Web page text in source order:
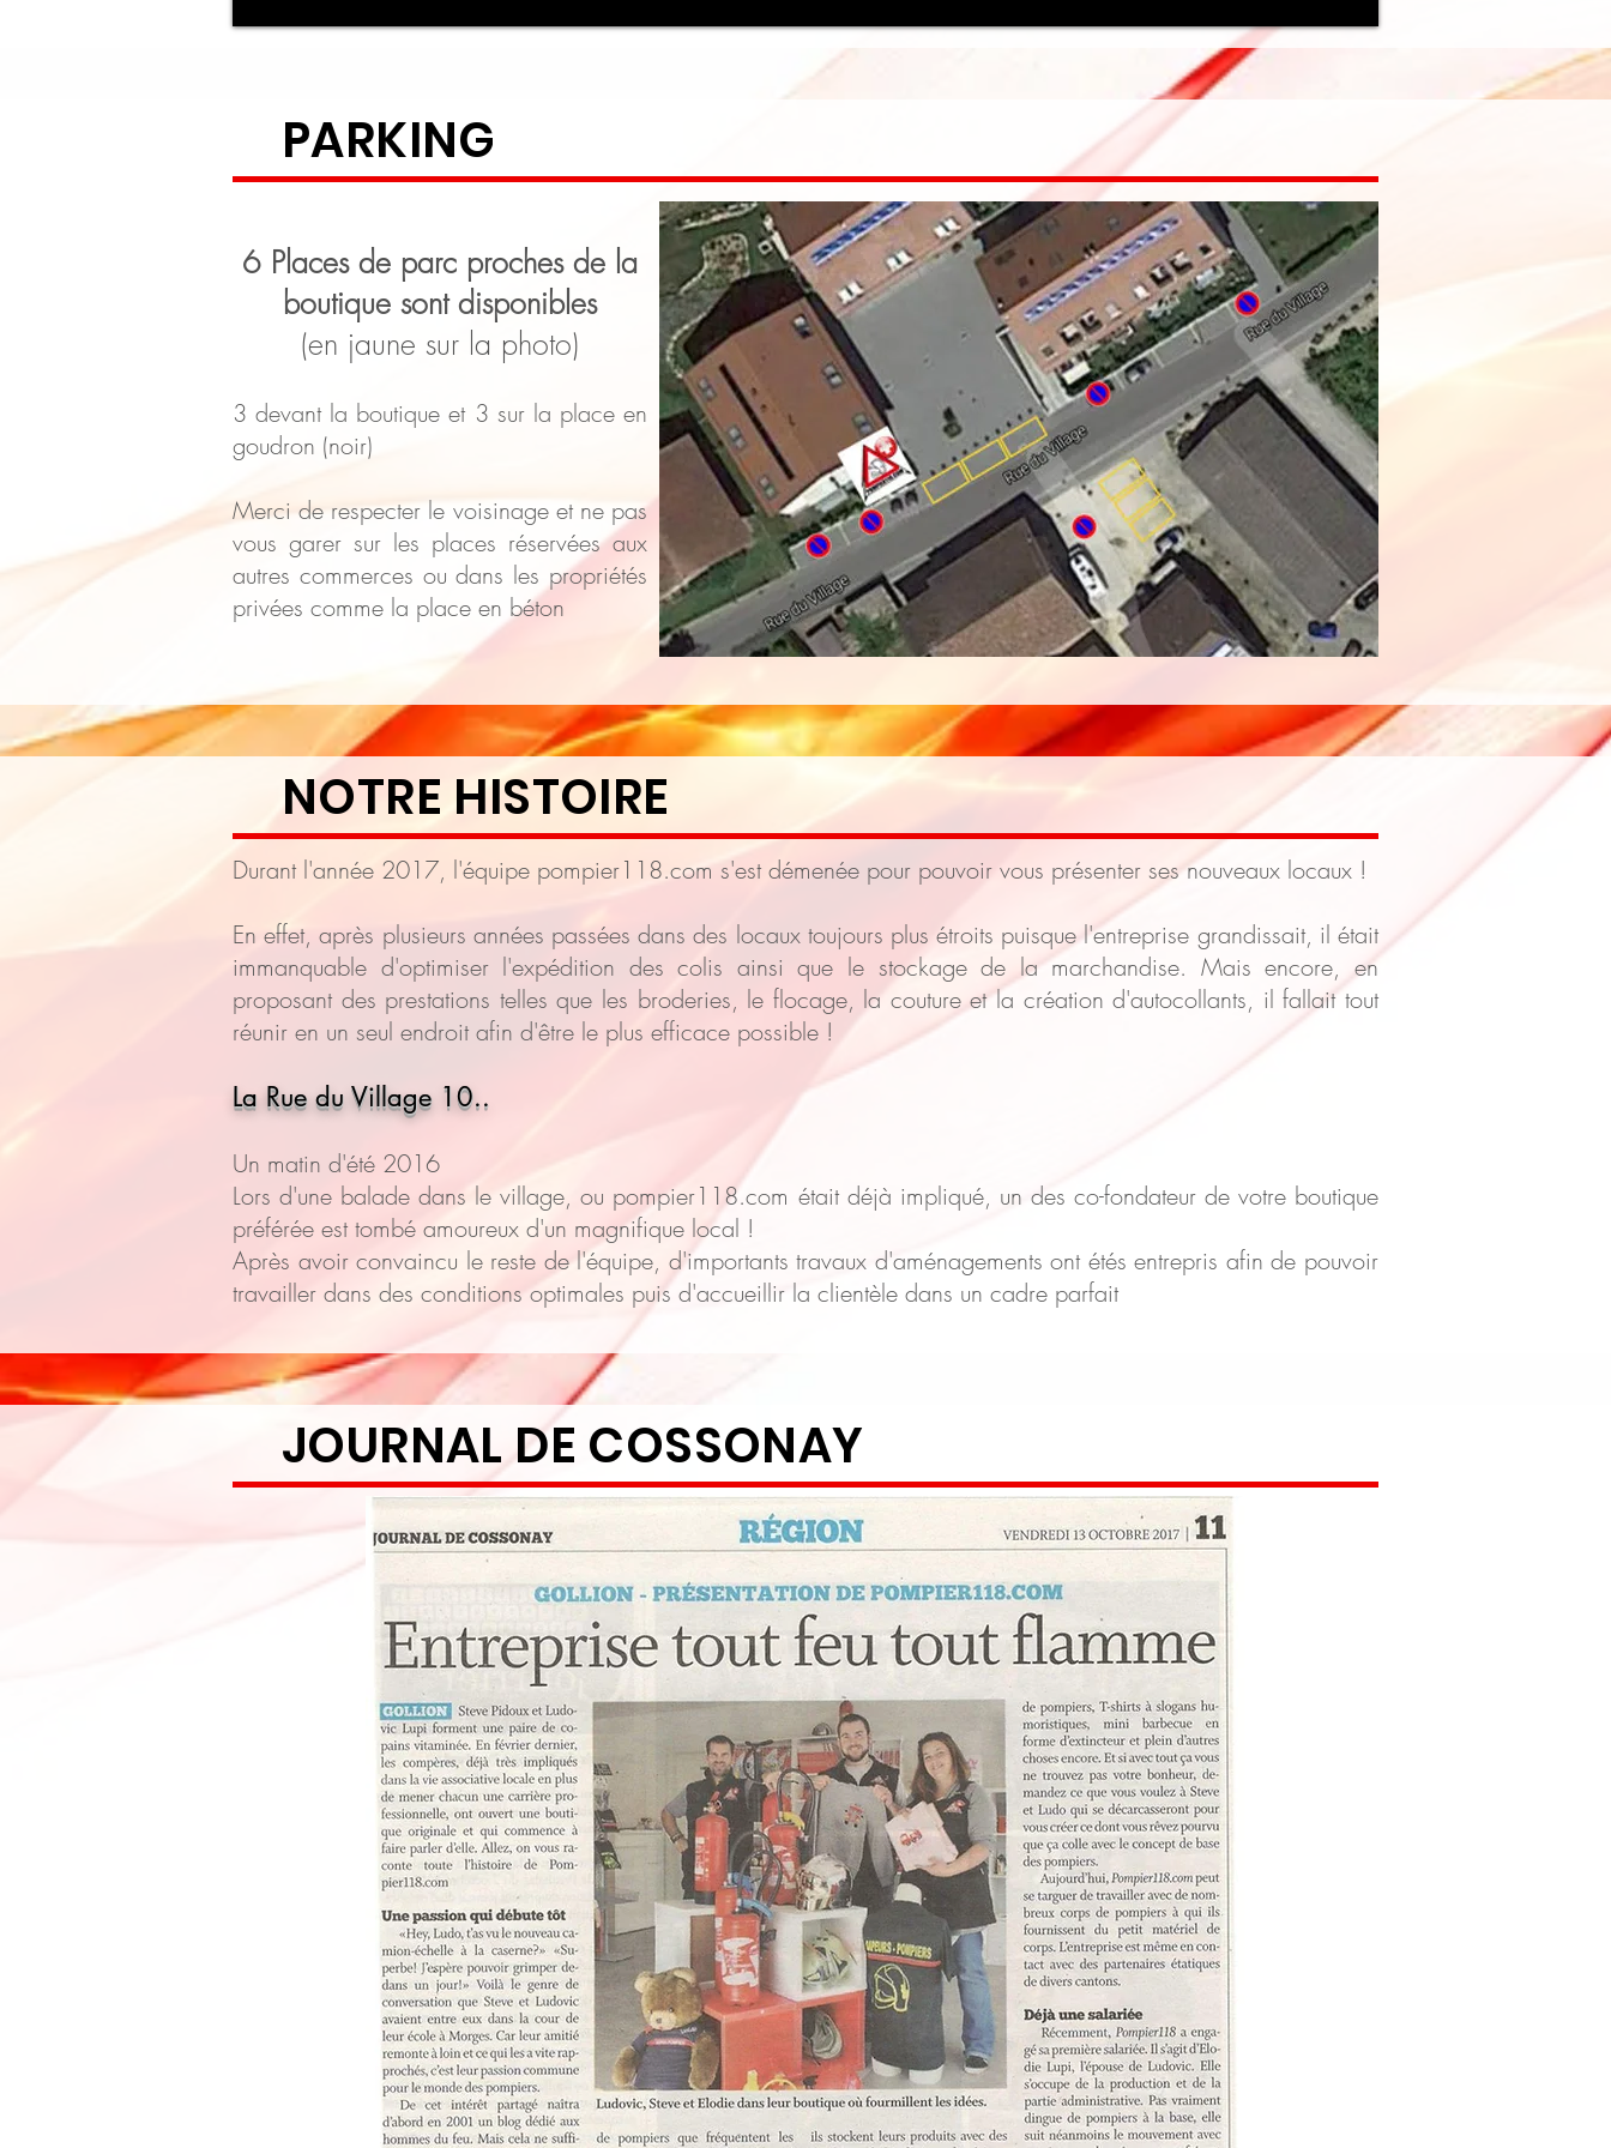
PARKING
6 Places de parc proches de la
boutique sont disponibles
(en jaune sur la photo)
3 devant la boutique et 3 sur la place en
goudron (noir)
Merci de respecter le voisinage et ne pas
vous garer sur les places réservées aux
autres commerces ou dans les propriétés
privées comme la place en béton
NOTRE HISTOIRE
Durant l'année 2017, l'équipe pompier118.com s'est démenée pour pouvoir vous présenter ses nouveaux locaux !
En effet, après plusieurs années passées dans des locaux toujours plus étroits puisque l'entreprise grandissait, il était
immanquable d'optimiser l'expédition des colis ainsi que le stockage de la marchandise. Mais encore, en
proposant des prestations telles que les broderies, le flocage, la couture et la création d'autocollants, il fallait tout
réunir en un seul endroit afin d'être le plus efficace possible !
La Rue du Village 10..
Un matin d'été 2016
Lors d'une balade dans le village, ou pompier118.com était déjà impliqué, un des co-fondateur de votre boutique
préférée est tombé amoureux d'un magnifique local !
Après avoir convaincu le reste de l'équipe, d'importants travaux d'aménagements ont étés entrepris afin de pouvoir
travailler dans des conditions optimales puis d'accueillir la clientèle dans un cadre parfait
JOURNAL DE COSSONAY